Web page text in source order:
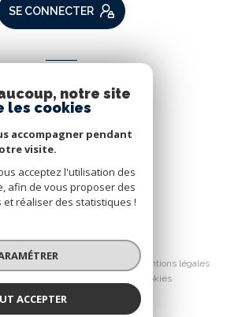
SE CONNECTER
Nous adhérons
2026 | Tous droits réservés
Nos honoraires
Mentions légales
Cookies
notre site
les cookies
accompagner pendant
visite.
acceptez l'utilisation des
afin de vous proposer des
réaliser des statistiques !
ACCEPTER